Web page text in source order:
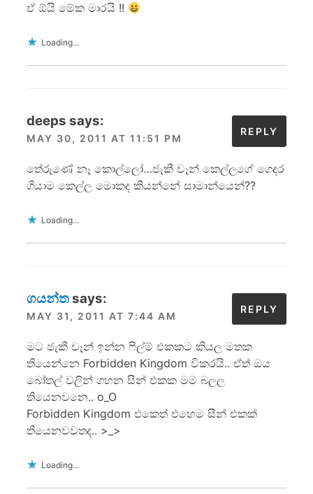
ඒ ඕයි මේක මාරයි !!
Loading...
deeps says:
MAY 30, 2011 AT 11:51 PM
තේරුණේ නෑ කොල්ලෝ…ජැකී චෑන් කෙල්ලගේ ගෙදර
ගියාම කෙල්ල මොකද කියන්නේ සාමාන්යෙන්??
Loading...
REPLY
ගයන්තsays:
MAY 31, 2011 AT 7:44 AM
මට ජැකී චෑන් ඉන්න ෆිල්ම් එකකට කියල මතක
තියෙන්නෙ Forbidden Kingdom විකරයි.. ඒත් ඔය
බෝතල් වලින් ගහන සීන් එකක මම බලල
තියෙනවනෙ.. o_O
Forbidden Kingdom එකෙත් එහෙම සීන් එකක්
තියෙනවවතද.. >_>
Loading...
REPLY